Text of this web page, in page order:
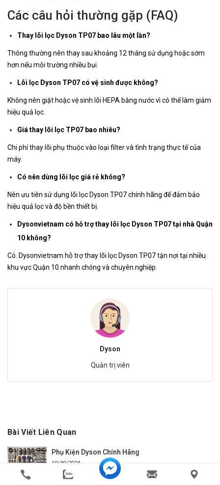
Các câu hỏi thường gặp (FAQ)
Thay lõi lọc Dyson TP07 bao lâu một lần?
Thông thường nên thay sau khoảng 12 tháng sử dụng hoặc sớm
hơn nếu môi trường nhiều bụi.
Lõi lọc Dyson TP07 có vệ sinh được không?
Không nên giặt hoặc vệ sinh lõi HEPA bằng nước vì có thể làm giảm
hiệu quả lọc.
Giá thay lõi lọc TP07 bao nhiêu?
Chi phí thay lõi phụ thuộc vào loại filter và tình trạng thực tế của
máy.
Có nên dùng lõi lọc giá rẻ không?
Nên ưu tiên sử dụng lõi lọc Dyson TP07 chính hãng để đảm bảo
hiệu quả lọc và độ bền thiết bị.
Dysonvietnam có hỗ trợ thay lõi lọc Dyson TP07 tại nhà Quận
10 không?
Có. Dysonvietnam hỗ trợ thay lõi lọc Dyson TP07 tận nơi tại nhiều
khu vực Quận 10 nhanh chóng và chuyên nghiệp.
Dyson
Quản trị viên
Bài Viết Liên Quan
Phụ Kiện Dyson Chính Hãng
10/30/2024